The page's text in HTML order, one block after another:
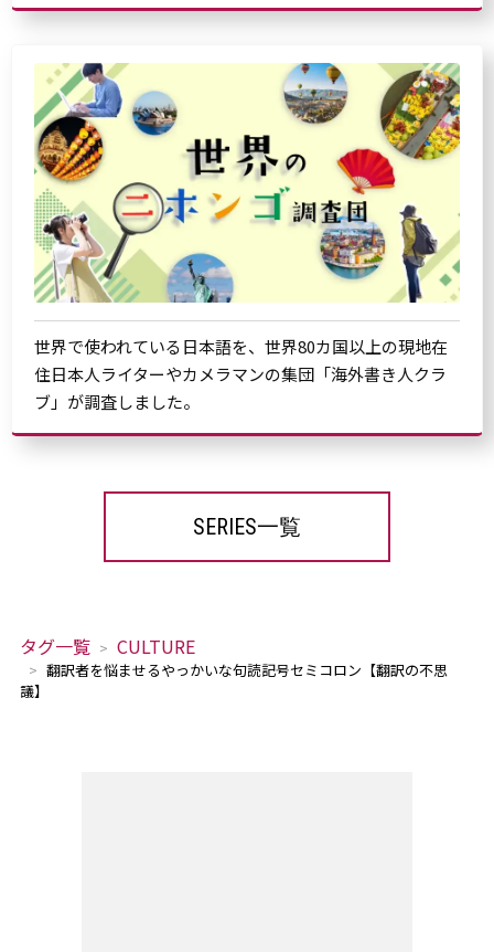
世界で使われている日本語を、世界80カ国以上の現地在
住日本人ライターやカメラマンの集団「海外書き人クラ
ブ」が調査しました。
SERIES一覧
タグ一覧 CULTURE
翻訳者を悩ませるやっかいな句読記号セミコロン【翻訳の不思
議】